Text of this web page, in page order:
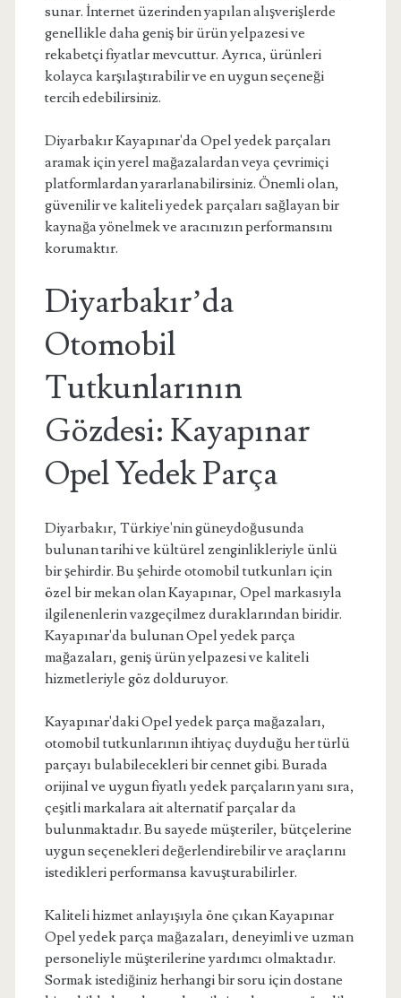
sunar. İnternet üzerinden yapılan alışverişlerde
genellikle daha geniş bir ürün yelpazesi ve
rekabetçi fiyatlar mevcuttur. Ayrıca, ürünleri
kolayca karşılaştırabilir ve en uygun seçeneği
tercih edebilirsiniz.
Diyarbakır Kayapınar'da Opel yedek parçaları
aramak için yerel mağazalardan veya çevrimiçi
platformlardan yararlanabilirsiniz. Önemli olan,
güvenilir ve kaliteli yedek parçaları sağlayan bir
kaynağa yönelmek ve aracınızın performansını
korumaktır.
Diyarbakır’da
Otomobil
Tutkunlarının
Gözdesi: Kayapınar
Opel Yedek Parça
Diyarbakır, Türkiye'nin güneydoğusunda
bulunan tarihi ve kültürel zenginlikleriyle ünlü
bir şehirdir. Bu şehirde otomobil tutkunları için
özel bir mekan olan Kayapınar, Opel markasıyla
ilgilenenlerin vazgeçilmez duraklarından biridir.
Kayapınar'da bulunan Opel yedek parça
mağazaları, geniş ürün yelpazesi ve kaliteli
hizmetleriyle göz dolduruyor.
Kayapınar'daki Opel yedek parça mağazaları,
otomobil tutkunlarının ihtiyaç duyduğu her türlü
parçayı bulabilecekleri bir cennet gibi. Burada
orijinal ve uygun fiyatlı yedek parçaların yanı sıra,
çeşitli markalara ait alternatif parçalar da
bulunmaktadır. Bu sayede müşteriler, bütçelerine
uygun seçenekleri değerlendirebilir ve araçlarını
istedikleri performansa kavuşturabilirler.
Kaliteli hizmet anlayışıyla öne çıkan Kayapınar
Opel yedek parça mağazaları, deneyimli ve uzman
personeliyle müşterilerine yardımcı olmaktadır.
Sormak istediğiniz herhangi bir soru için dostane